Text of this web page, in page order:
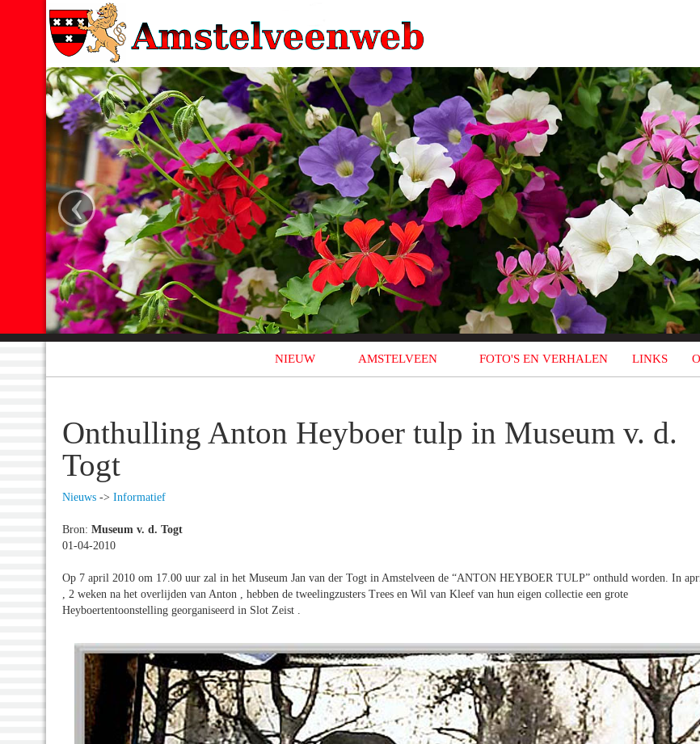
‹
NIEUW AMSTELVEEN FOTO'S EN VERHALEN LINKS
Onthulling Anton Heyboer tulp in Museum v. d.
Togt
Nieuws -> Informatief
Bron: Museum v. d. Togt
01-04-2010
Op 7 april 2010 om 17.00 uur zal in het Museum Jan van der Togt in Amstelveen de “ANTON HEYBOER TULP” onthuld worden. In
, 2 weken na het overlijden van Anton , hebben de tweelingzusters Trees en Wil van Kleef van hun eigen collectie een grote
Heyboertentoonstelling georganiseerd in Slot Zeist .